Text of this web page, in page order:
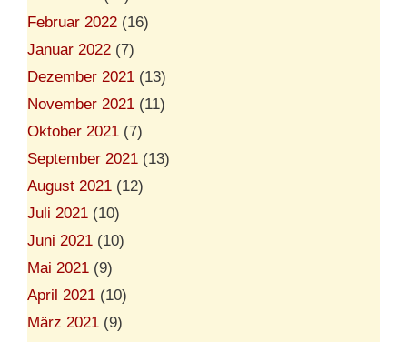
Februar 2022 (16)
Januar 2022 (7)
Dezember 2021 (13)
November 2021 (11)
Oktober 2021 (7)
September 2021 (13)
August 2021 (12)
Juli 2021 (10)
Juni 2021 (10)
Mai 2021 (9)
April 2021 (10)
März 2021 (9)